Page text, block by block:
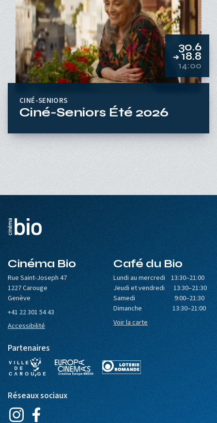
30.6
➔ 18.8
14:00
CINÉ-SENIORS
Ciné-Seniors Été 2026
Cinéma Bio
Rue Saint-Joseph 47
1227 Carouge
Genève
+41 22 301 54 43
Accessibilité
Café du Bio
Lundi au mercredi 13:30–21:00
Jeudi et vendredi 13:30–21:30
Samedi 9:00–21:30
Dimanche 13:30–21:00
Voir la carte
Partenaires
Réseaux sociaux